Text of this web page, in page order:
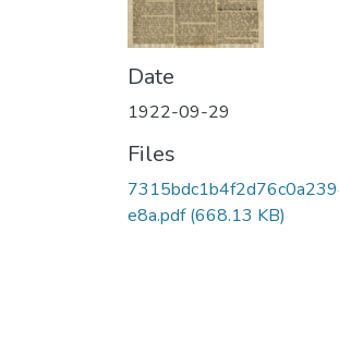
Date
1922-09-29
Files
e8a.pdf(668.13 KB)